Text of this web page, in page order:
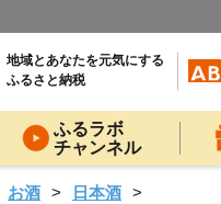
地域とあなたを元気にする
ふるさと納税
ふるラボ
チャンネル
お酒
日本酒